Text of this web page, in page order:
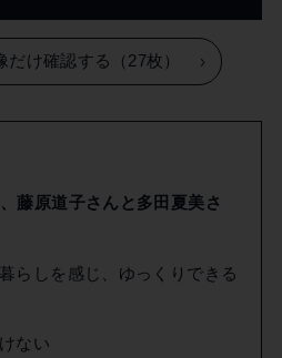
だけ確認する（27枚）
藤原道子さんと多田夏美さ
らしを感じ、ゆっくりできる
ない